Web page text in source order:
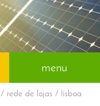
menu
rede de lojas / lisboa